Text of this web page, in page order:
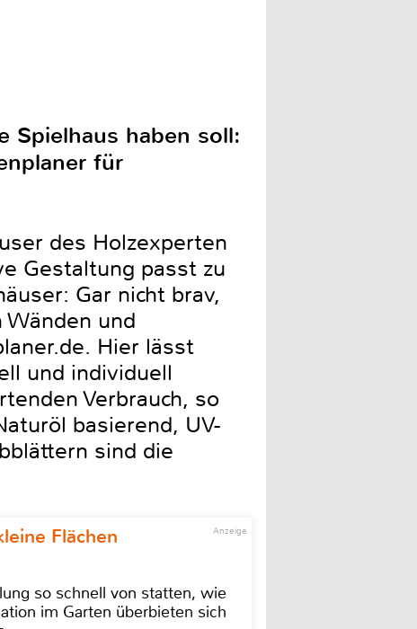
Spielhaus haben soll:
für
des Holzexperten
Gestaltung passt zu
Gar nicht brav,
und
Hier lässt
und individuell
Verbrauch, so
basierend, UV-
sind die
Anzeige
Flächen
so schnell von statten, wie
im Garten überbieten sich